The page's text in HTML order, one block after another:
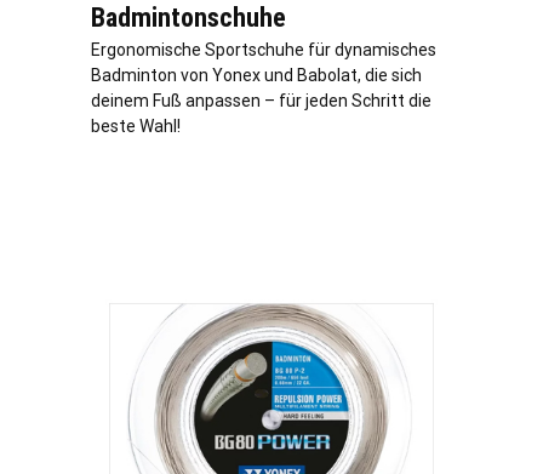
Badmintonschuhe
Ergonomische Sportschuhe für dynamisches
Badminton von Yonex und Babolat, die sich
deinem Fuß anpassen – für jeden Schritt die
beste Wahl!